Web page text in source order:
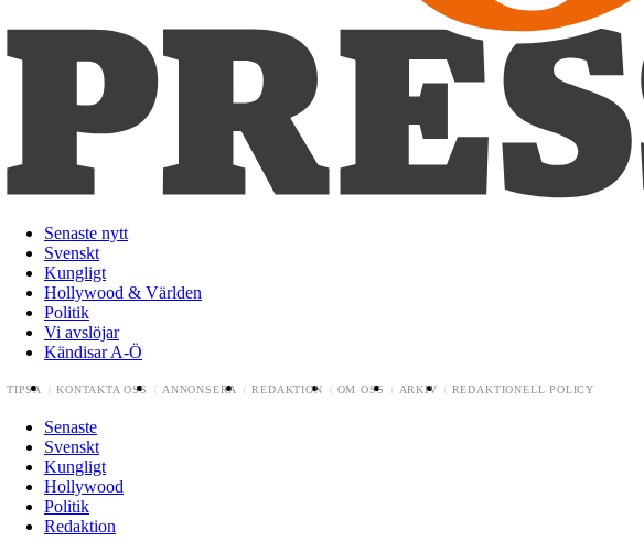
Senaste nytt
Svenskt
Kungligt
Hollywood & Världen
Politik
Vi avslöjar
Kändisar A-Ö
TIPSA KONTAKTA OSS ANNONSERA REDAKTION OM OSS ARKIV REDAKTIONELL POLICY
Senaste
Svenskt
Kungligt
Hollywood
Politik
Redaktion